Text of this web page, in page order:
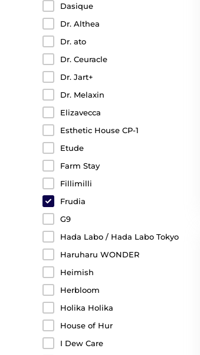
Dasique
Dr. Althea
Dr. ato
Dr. Ceuracle
Dr. Jart+
Dr. Melaxin
Elizavecca
Esthetic House CP-1
Etude
Farm Stay
Fillimilli
Frudia
G9
Hada Labo / Hada Labo Tokyo
Haruharu WONDER
Heimish
Herbloom
Holika Holika
House of Hur
I Dew Care